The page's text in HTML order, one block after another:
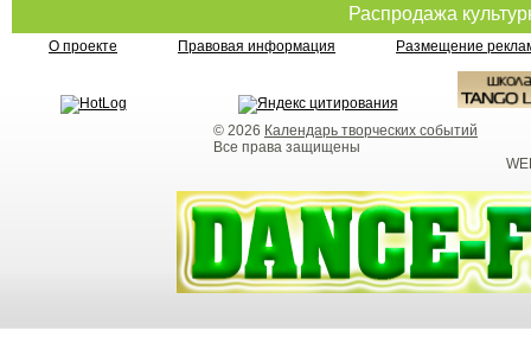
Распродажа
О проекте Правовая информация Размещение
© 2026 Календарь творческих событий
Все права защищены